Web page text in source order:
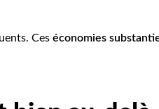
Ces économies